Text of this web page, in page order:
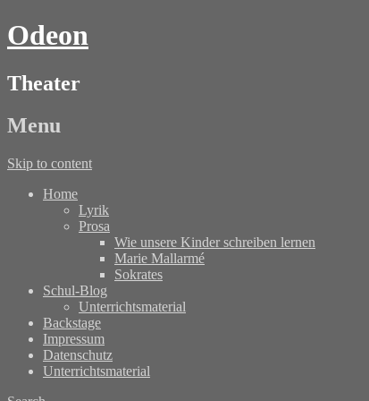
Odeon
Theater
Menu
Skip to content
Home
Lyrik
Prosa
Wie unsere Kinder schreiben lernen
Marie Mallarmé
Sokrates
Schul-Blog
Unterrichtsmaterial
Backstage
Impressum
Datenschutz
Unterrichtsmaterial